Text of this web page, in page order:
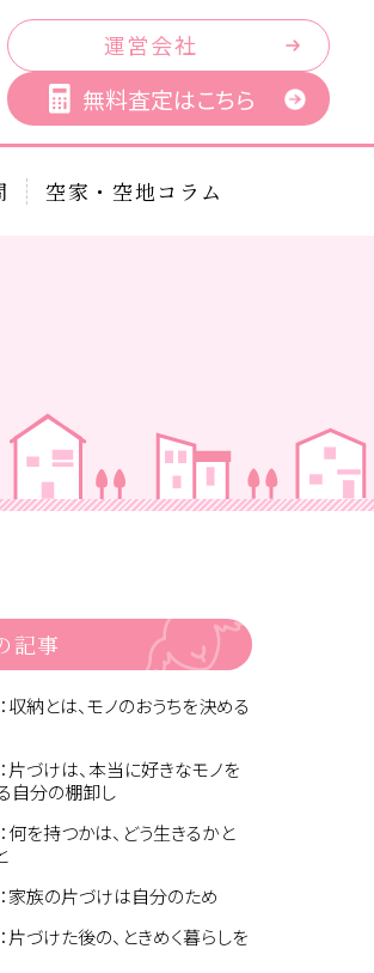
運営会社
無料査定はこちら
空家・空地コラム
記事
収納とは、モノのおうちを決める
片づけは、本当に好きなモノを
自分の棚卸し
何を持つかは、どう生きるかと
家族の片づけは自分のため
片づけた後の、ときめく暮らしを